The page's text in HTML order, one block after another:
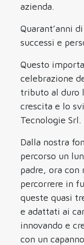
azienda.
Quarant’anni
successi e
Questo
celebrazione
tributo al duro
crescita e lo
Tecnologie Srl.
Dalla nostra
percorso un
padre, ora con
percorrere in
queste quasi
e adattati ai
innovando e
con un